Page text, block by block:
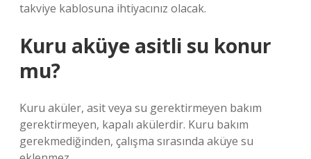
takviye kablosuna ihtiyacınız olacak.
Kuru aküye asitli su konur
mu?
Kuru aküler, asit veya su gerektirmeyen bakım
gerektirmeyen, kapalı akülerdir. Kuru bakım
gerekmediğinden, çalışma sırasında aküye su